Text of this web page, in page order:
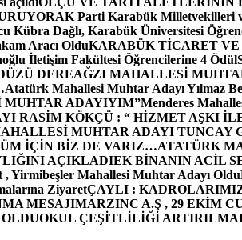
AK Parti Karabük Milletvekilleri
Kübra Dağlı, Karabük Üniversitesi
Aracı OlduKARABÜK TİCARET VE
İletişim Fakültesi Öğrencilerine 4 Ödül
DEREAĞZI MAHALLESİ
Atatürk Mahallesi Muhtar Adayı Yılmaz
MUHTAR ADAYIYIM”Menderes
RASİM KÖKÇÜ : “ HİZMET AŞKI
MUHTAR ADAYI TUNCAY
İÇİN BİZ DE VARIZ…ATATÜRK
AÇIKLADIEK BİNANIN ACİL
Yirmibeşler Mahallesi Muhtar Adayı Oldu
ZiyaretÇAYLI :
MESAJIMARZINC A.Ş , 29 EKİM
OKUL ÇEŞİTLİLİĞİ